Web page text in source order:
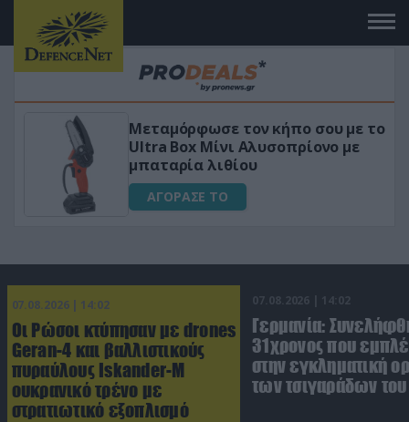
Μεταμόρφωσε τον κήπο σου με το
Ultra Box Μίνι Αλυσοπρίονο με
μπαταρία λιθίου
ΑΓΟΡΑΣΕ ΤΟ
07.08.2026 | 14:02
Οι Ρώσοι κτύπησαν με drones
Geran-4 και βαλλιστικούς
πυραύλους Iskander-M
ουκρανικό τρένο με
στρατιωτικό εξοπλισμό
07.08.2026 | 14:02
Γερμανία:
31χρονος που
στην εγκληματική
των τσιγαράδων του